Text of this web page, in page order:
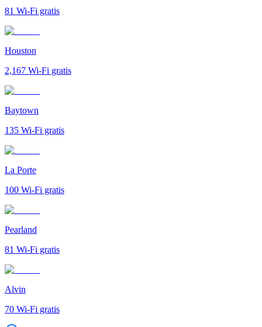
81 Wi-Fi gratis
Houston
2,167 Wi-Fi gratis
Baytown
135 Wi-Fi gratis
La Porte
100 Wi-Fi gratis
Pearland
81 Wi-Fi gratis
Alvin
70 Wi-Fi gratis